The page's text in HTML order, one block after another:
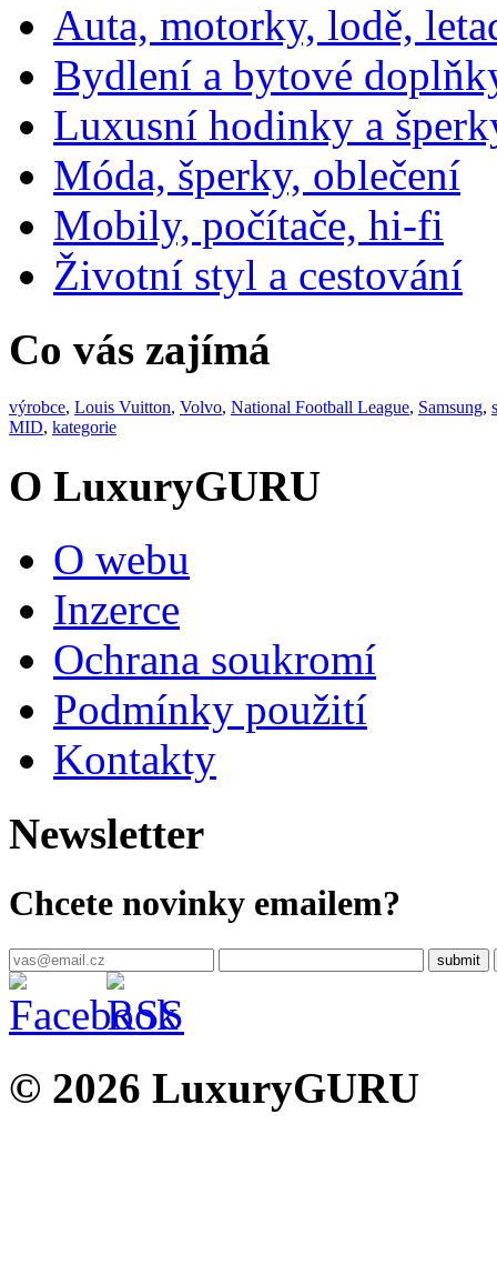
Auta, motorky, lodě,
Bydlení a bytové
Luxusní hodinky a
Móda, šperky, oblečení
Mobily, počítače, hi-fi
Životní styl a cestování
Co vás zajímá
výrobce, Louis Vuitton, Volvo, National Football League, Samsung,
MID, kategorie
O LuxuryGURU
O webu
Inzerce
Ochrana soukromí
Podmínky použití
Kontakty
Newsletter
Chcete novinky emailem?
© 2026 LuxuryGURU